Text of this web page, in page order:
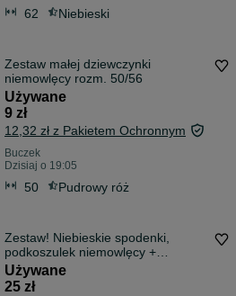
62 Niebieski
Zestaw małej dziewczynki
niemowlęcy rozm. 50/56
Używane
9 zł
12,32 zł z Pakietem Ochronnym
Buczek
Dzisiaj o 19:05
50 Pudrowy róż
Zestaw! Niebieskie spodenki,
podkoszulek niemowlęcy +
czapeczka dla chłopca bawełna 5-
10-15, rozmiar 74
Używane
25 zł